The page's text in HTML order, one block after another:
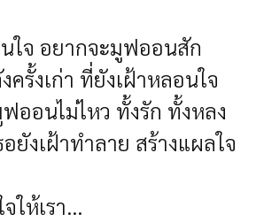
ใจ อยากจะมูฟออนสัก
รั้งเก่า ที่ยังเฝ้าหลอนใจ
ออนไม่ไหว ทั้งรัก ทั้งหลง
อยังเฝ้าทำลาย สร้างแผลใจ
ให้เรา...